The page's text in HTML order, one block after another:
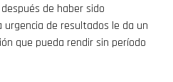
de haber sido
de resultados le da un
que pueda rendir sin período